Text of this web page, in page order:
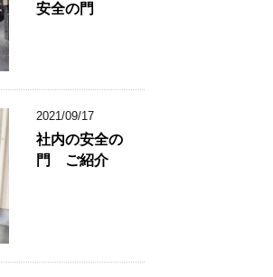
安全の門
2021/09/17
社内の安全の
門 ご紹介